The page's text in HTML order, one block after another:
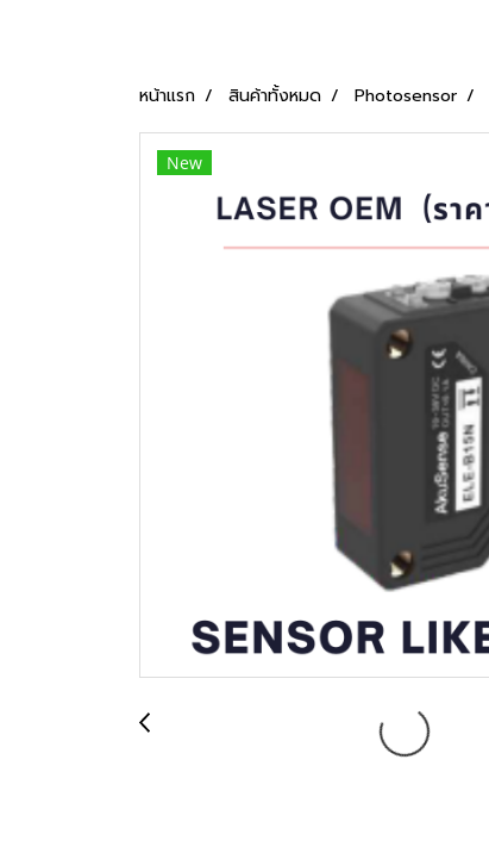
หน้าแรก สินค้าทั้งหมด Photosensor
New